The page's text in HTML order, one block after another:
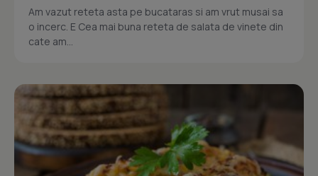
Am vazut reteta asta pe bucataras si am vrut musai sa
o incerc. E Cea mai buna reteta de salata de vinete din
cate am...